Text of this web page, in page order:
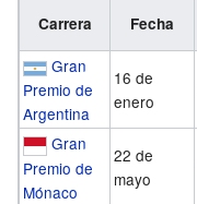
Carrera Fecha
Gran
Premio de
Argentina
16 de
enero
Gran
Premio de
Mónaco
22 de
mayo